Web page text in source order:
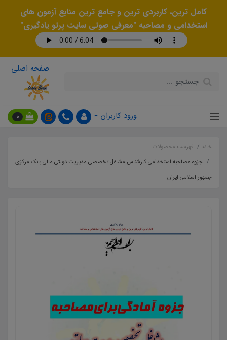
کامل ترین، کاربردی ترین و جامع ترین منابع آزمون های
استخدامی و مصاحبه "معرفی صوتی سایت پرتو یادگیری"
صفحه اصلی
ورود کاربران 0
خانه
فهرست محصولات
جزوه مصاحبه استخدامی کارشناس مشاغل تخصصی مدیریت دولتی مالی بانک مرکزی
جمهور اسلامی ایران